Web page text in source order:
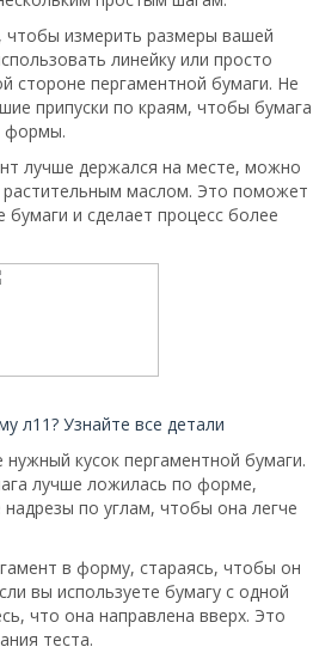
чтобы измерить размеры вашей
линейку или просто
стороне пергаментной бумаги. Не
припуски по краям, чтобы бумага
формы.
лучше держался на месте, можно
маслом. Это поможет
и сделает процесс более
л11? Узнайте все детали
кусок пергаментной бумаги.
лучше ложилась по форме,
по углам, чтобы она легче
в форму, стараясь, чтобы он
вы используете бумагу с одной
что она направлена вверх. Это
теста.